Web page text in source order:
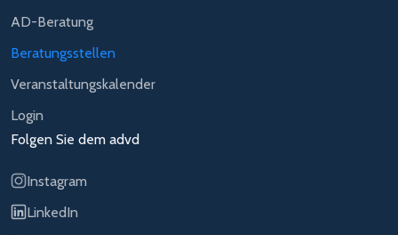
AD-Beratung
Beratungsstellen
Veranstaltungskalender
Login
Folgen Sie dem advd
Instagram
LinkedIn